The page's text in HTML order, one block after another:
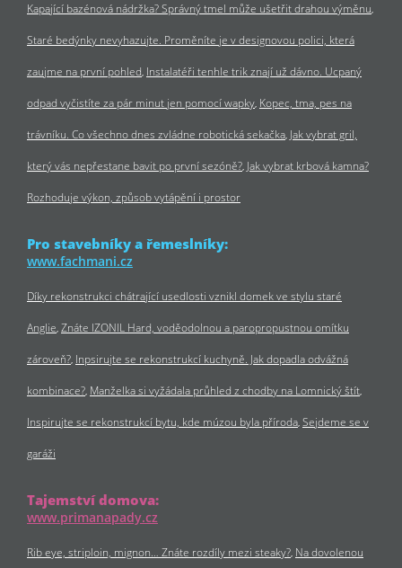
Kapající bazénová nádržka? Správný tmel může ušetřit drahou výměnu
Staré bedýnky nevyhazujte. Proměníte je v designovou polici, která
zaujme na první pohled Instalatéři tenhle trik znají už dávno. Ucpaný
odpad vyčistíte za pár minut jen pomocí wapky Kopec, tma, pes na
trávníku. Co všechno dnes zvládne robotická sekačka Jak vybrat gril,
který vás nepřestane bavit po první sezóně? Jak vybrat krbová kamna?
Rozhoduje výkon, způsob vytápění i prostor
Pro stavebníky a řemeslníky:
www.fachmani.cz
Díky rekonstrukci chátrající usedlosti vznikl domek ve stylu staré
Anglie Znáte IZONIL Hard, voděodolnou a paropropustnou omítku
zároveň? Inpsirujte se rekonstrukcí kuchyně. Jak dopadla odvážná
kombinace? Manželka si vyžádala průhled z chodby na Lomnický štít
Inspirujte se rekonstrukcí bytu, kde múzou byla příroda Sejdeme se v
garáži
Tajemství domova:
www.primanapady.cz
Rib eye, striploin, mignon… Znáte rozdíly mezi steaky? Na dovolenou